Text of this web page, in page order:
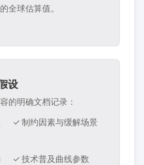
全球估算值。
设
的明确文档记录：
✓ 制约因素与缓解场景
✓ 技术普及曲线参数